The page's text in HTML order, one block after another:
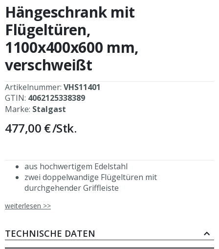
Anfang
der
Bildergalerie
springen
Hängeschrank mit
Flügeltüren,
1100x400x600 mm,
verschweißt
Artikelnummer: VHS11401
GTIN: 4062125338389
Marke: Stalgast
477,00 €/Stk.
aus hochwertigem Edelstahl
zwei doppelwandige Flügeltüren mit
durchgehender Griffleiste
inkl. 1 höhenverstellbaren Einlegeboden
Rahmenbleche genietet
aus eigener, ressourcenschonender Produktion
weiterlesen >>
TECHNISCHE DATEN